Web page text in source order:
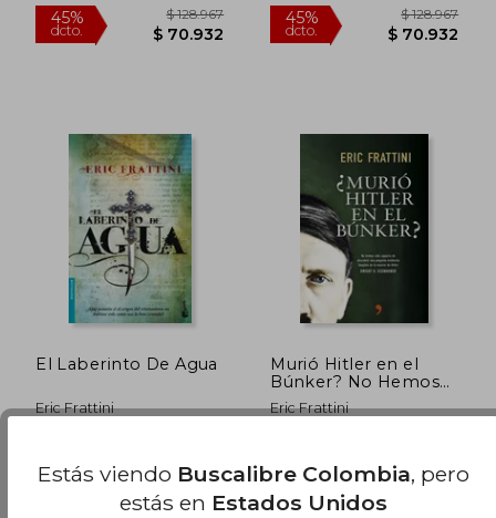
El Laberinto De Agua
Eric Frattini
Usado
Murió Hitler en el
Búnker? No Hemos
Sido Capaces de
Descubrir una
de Hitler. Dwight d.
Eisenhower (Fuera de
Colección)
Eric Frattini
Blanda,Usado
Estás viendo Buscalibre Colombia, pero
estás en Estados Unidos